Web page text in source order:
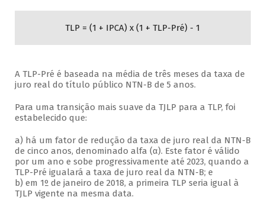
TLP = (1 + IPCA) x (1 + TLP-Pré) - 1
A TLP-Pré é baseada na média de três meses da taxa de
juro real do título público NTN-B de 5 anos.
Para uma transição mais suave da TJLP para a TLP, foi
estabelecido que:
a) há um fator de redução da taxa de juro real da NTN-B
de cinco anos, denominado alfa (α). Este fator é válido
por um ano e sobe progressivamente até 2023, quando a
TLP-Pré igualará a taxa de juro real da NTN-B; e
b) em 1º de janeiro de 2018, a primeira TLP seria igual à
TJLP vigente na mesma data.